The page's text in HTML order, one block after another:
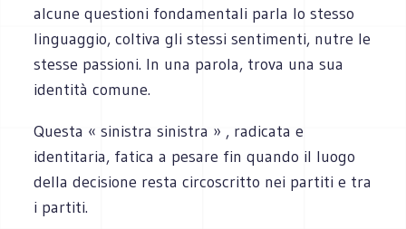
alcune questioni fondamentali parla lo stesso
linguaggio, coltiva gli stessi sentimenti, nutre le
stesse passioni. In una parola, trova una sua
identità comune.
Questa « sinistra sinistra » , radicata e
identitaria, fatica a pesare fin quando il luogo
della decisione resta circoscritto nei partiti e tra
i partiti.